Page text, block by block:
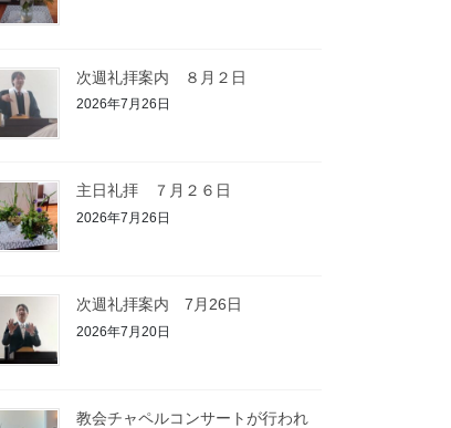
次週礼拝案内 ８月２日
2026年7月26日
主日礼拝 ７月２６日
2026年7月26日
次週礼拝案内 7月26日
2026年7月20日
教会チャペルコンサートが行われ